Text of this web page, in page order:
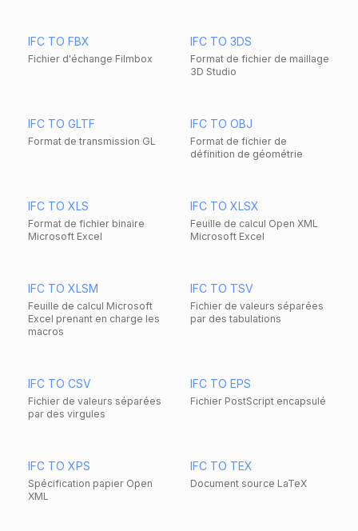
IFC TO FBX
Fichier d'échange Filmbox
IFC TO 3DS
Format de fichier de maillage
3D Studio
IFC TO GLTF
Format de transmission GL
IFC TO OBJ
Format de fichier de
définition de géométrie
IFC TO XLS
Format de fichier binaire
Microsoft Excel
IFC TO XLSX
Feuille de calcul Open XML
Microsoft Excel
IFC TO XLSM
Feuille de calcul Microsoft
Excel prenant en charge les
macros
IFC TO TSV
Fichier de valeurs séparées
par des tabulations
IFC TO CSV
Fichier de valeurs séparées
par des virgules
IFC TO EPS
Fichier PostScript encapsulé
IFC TO XPS
Spécification papier Open
XML
IFC TO TEX
Document source LaTeX